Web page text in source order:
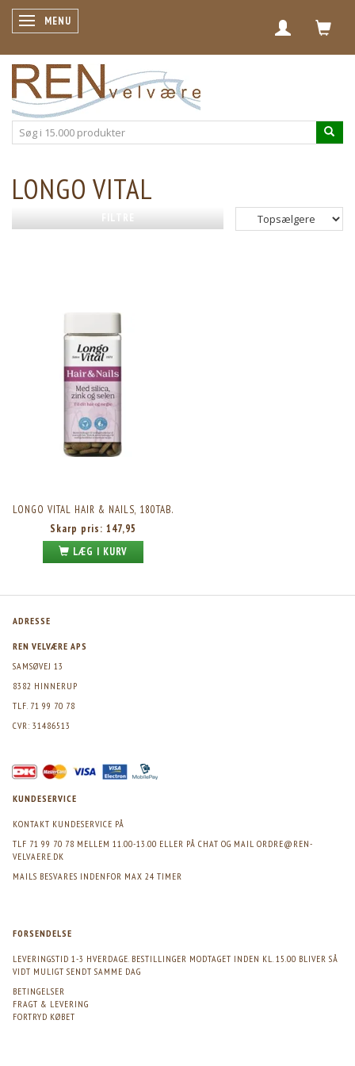
SKIFTE NAVIGATION
MENU
LONGO VITAL
FILTRE
LONGO VITAL HAIR & NAILS, 180TAB.
Skarp pris: 147,95
LÆG I KURV
ADRESSE
REN VELVÆRE APS
SAMSØVEJ 13
8382 HINNERUP
TLF. 71 99 70 78
CVR: 31486513
KUNDESERVICE
KONTAKT KUNDESERVICE PÅ
TLF 71 99 70 78 MELLEM 11.00-13.00 ELLER PÅ CHAT OG MAIL ORDRE@REN-
VELVAERE.DK
MAILS BESVARES INDENFOR MAX 24 TIMER
FORSENDELSE
LEVERINGSTID 1-3 HVERDAGE. BESTILLINGER MODTAGET INDEN KL. 15.00 BLIVER SÅ
VIDT MULIGT SENDT SAMME DAG
BETINGELSER
FRAGT & LEVERING
FORTRYD KØBET